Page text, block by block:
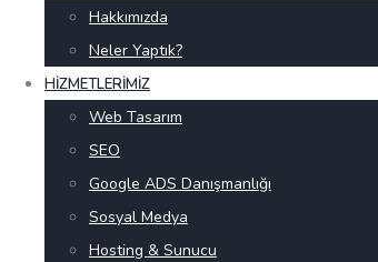
Hakkımızda
Neler Yaptık?
HIZMETLERIMIZ
Web Tasarım
SEO
Google ADS Danışmanlığı
Sosyal Medya
Hosting & Sunucu